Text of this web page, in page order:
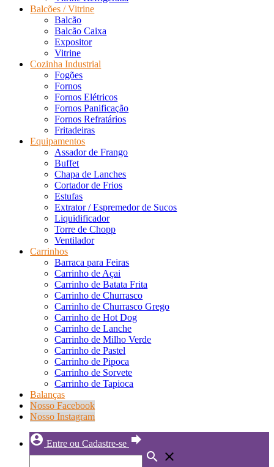
Balcões / Vitrine
Balcão
Balcão Caixa
Expositor
Vitrine
Cozinha Industrial
Fogões
Fornos
Fornos Elétricos
Fornos Panificação
Fornos Refratários
Fritadeiras
Equipamentos
Assador de Frango
Buffet
Chapa de Lanches
Cortador de Frios
Estufas
Extrator / Espremedor de Sucos
Liquidificador
Torre de Chopp
Ventilador
Carrinhos
Barraca para Feiras
Carrinho de Açai
Carrinho de Batata Frita
Carrinho de Churrasco
Carrinho de Churrasco Grego
Carrinho de Hot Dog
Carrinho de Lanche
Carrinho de Milho Verde
Carrinho de Pastel
Carrinho de Pipoca
Carrinho de Sorvete
Carrinho de Tapioca
Balanças
Nosso Facebook
Nosso Instagram
account_circle Entre ou Cadastre-se forward
search close